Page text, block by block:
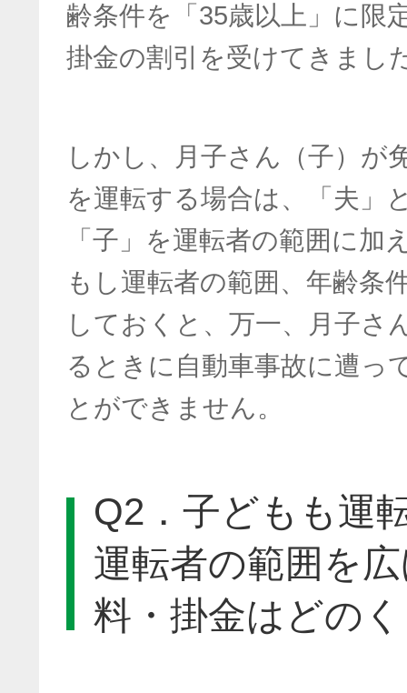
齢条件を「35歳以上」に限
掛金の割引を受けてきまし
しかし、月子さん（子）が
を運転する場合は、「夫」
「子」を運転者の範囲に加
もし運転者の範囲、年齢条
しておくと、万一、月子さ
るときに自動車事故に遭っ
とができません。
Q2．子どもも運
運転者の範囲を
料・掛金はどの